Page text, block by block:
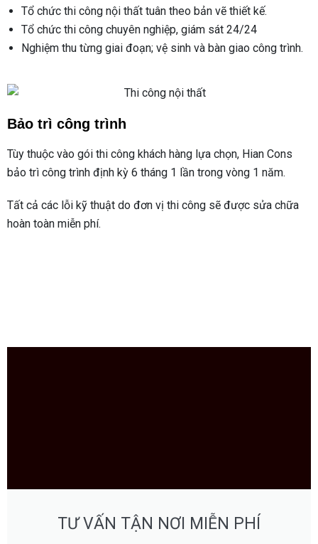
Tổ chức thi công nội thất tuân theo bản vẽ thiết kế.
Tổ chức thi công chuyên nghiệp, giám sát 24/24
Nghiệm thu từng giai đoạn; vệ sinh và bàn giao công trình.
Bảo trì công trình
Tùy thuộc vào gói thi công khách hàng lựa chọn, Hian Cons
bảo trì công trình định kỳ 6 tháng 1 lần trong vòng 1 năm.
Tất cả các lỗi kỹ thuật do đơn vị thi công sẽ được sửa chữa
hoàn toàn miễn phí.
TƯ VẤN TẬN NƠI MIỄN PHÍ